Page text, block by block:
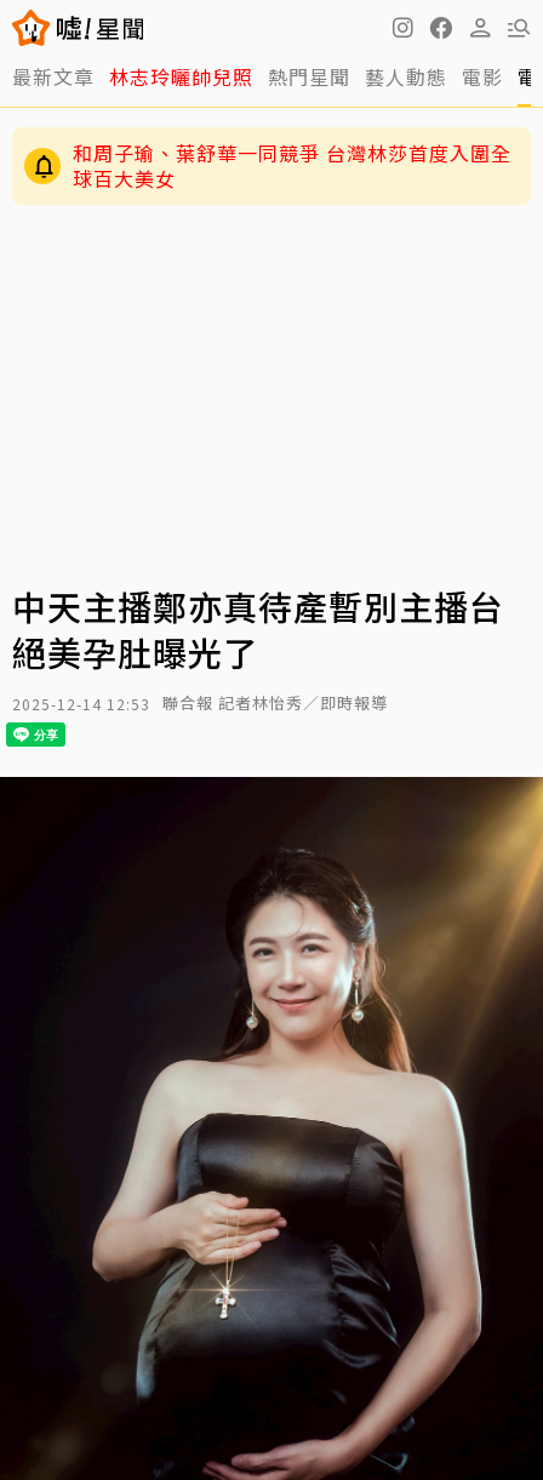
最新文章 林志玲曬帥兒照 熱門星聞 藝人動態 電影
和周子瑜、葉舒華一同競爭 台灣林莎首度入圍全
球百大美女
中天主播鄭亦真待產暫別主播台
絕美孕肚曝光了
2025-12-14 12:53 聯合報 記者林怡秀／即時報導